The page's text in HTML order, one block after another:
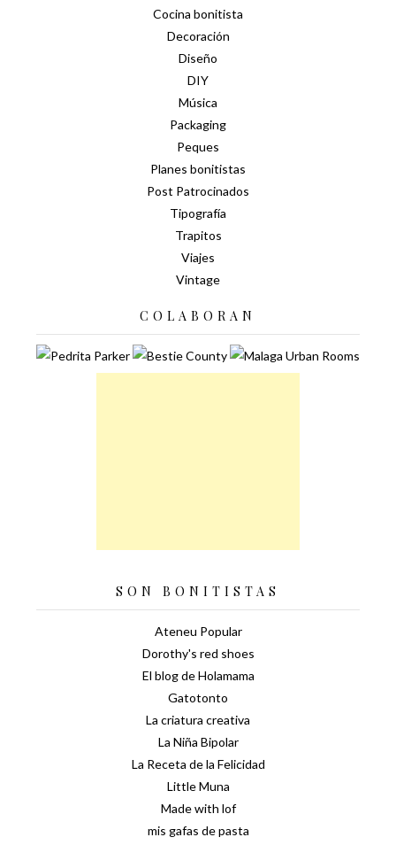
Cocina bonitista
Decoración
Diseño
DIY
Música
Packaging
Peques
Planes bonitistas
Post Patrocinados
Tipografía
Trapitos
Viajes
Vintage
COLABORAN
SON BONITISTAS
Ateneu Popular
Dorothy's red shoes
El blog de Holamama
Gatotonto
La criatura creativa
La Niña Bipolar
La Receta de la Felicidad
Little Muna
Made with lof
mis gafas de pasta